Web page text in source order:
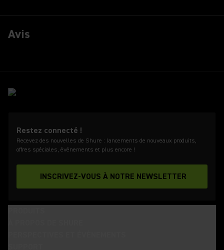
Avis
Restez connecté !
Recevez des nouvelles de Shure : lancements de nouveaux produits,
offres spéciales, événements et plus encore !
INSCRIVEZ-VOUS À NOTRE NEWSLETTER